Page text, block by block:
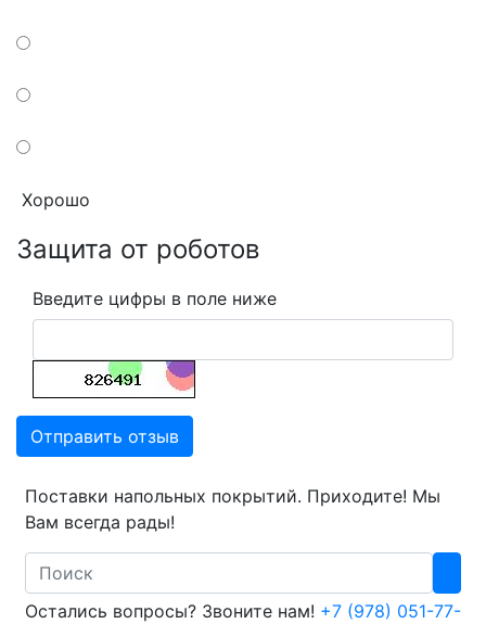
Хорошо
Защита от роботов
Введите цифры в поле ниже
Отправить отзыв
Поставки напольных покрытий. Приходите! Мы
Вам всегда рады!
Search
Остались вопросы? Звоните нам! +7 (978) 051-77-